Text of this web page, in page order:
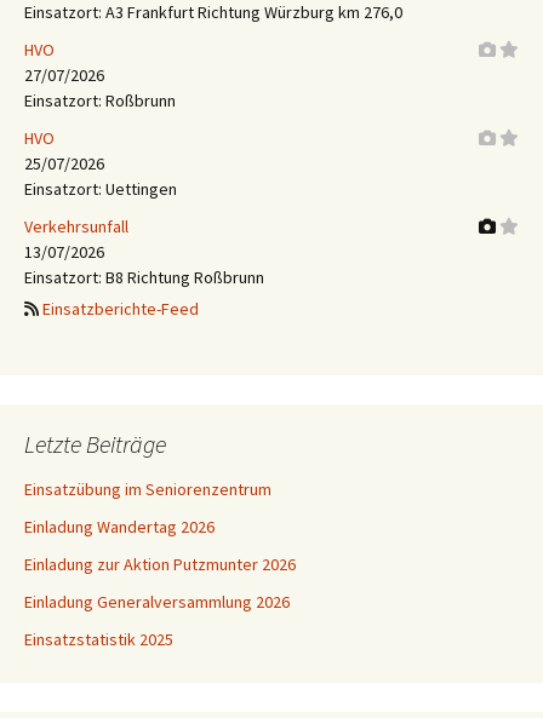
Einsatzort: A3 Frankfurt Richtung Würzburg km 276,0
HVO
27/07/2026
Einsatzort: Roßbrunn
HVO
25/07/2026
Einsatzort: Uettingen
Verkehrsunfall
13/07/2026
Einsatzort: B8 Richtung Roßbrunn
Einsatzberichte-Feed
Letzte Beiträge
Einsatzübung im Seniorenzentrum
Einladung Wandertag 2026
Einladung zur Aktion Putzmunter 2026
Einladung Generalversammlung 2026
Einsatzstatistik 2025